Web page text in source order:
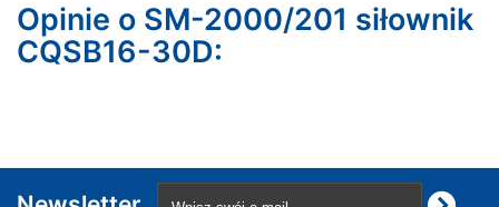
Opinie o SM-2000/201 siłownik
CQSB16-30D: